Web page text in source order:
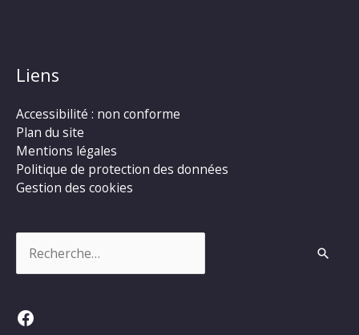
Liens
Accessibilité : non conforme
Plan du site
Mentions légales
Politique de protection des données
Gestion des cookies
Facebook